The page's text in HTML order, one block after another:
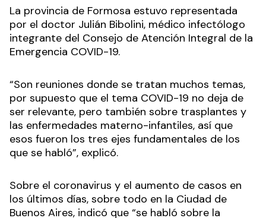
La provincia de Formosa estuvo representada
por el doctor Julián Bibolini, médico infectólogo
integrante del Consejo de Atención Integral de la
Emergencia COVID-19.
“Son reuniones donde se tratan muchos temas,
por supuesto que el tema COVID-19 no deja de
ser relevante, pero también sobre trasplantes y
las enfermedades materno-infantiles, así que
esos fueron los tres ejes fundamentales de los
que se habló”, explicó.
Sobre el coronavirus y el aumento de casos en
los últimos días, sobre todo en la Ciudad de
Buenos Aires, indicó que “se habló sobre la